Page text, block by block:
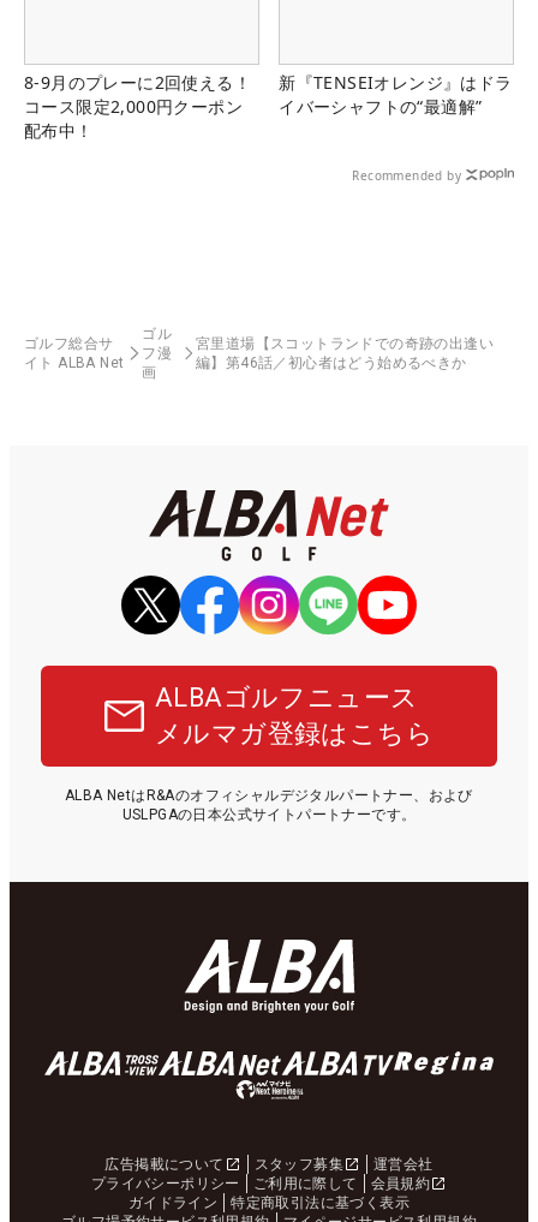
8-9月のプレーに2回使える！
コース限定2,000円クーポン
配布中！
新『TENSEIオレンジ』はドラ
イバーシャフトの“最適解”
Recommended by
ゴルフ総合サ
イト ALBA Net
ゴル
フ漫
画
宮里道場【スコットランドでの奇跡の出逢い
編】第46話／初心者はどう始めるべきか
ALBAゴルフニュース
メルマガ登録はこちら
ALBA NetはR&Aのオフィシャルデジタルパートナー、および
USLPGAの日本公式サイトパートナーです。
広告掲載について スタッフ募集
運営会社
プライバシーポリシー
ご利用に際して
会員規約
ガイドライン
特定商取引法に基づく表示